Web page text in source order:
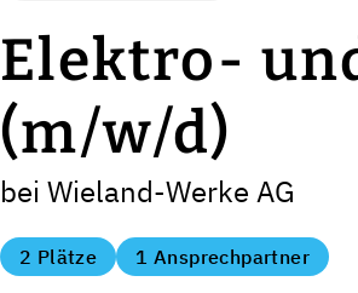
Elektro-
(m/w/d)
bei Wieland-Werke AG
2 Plätze 1 Ansprechpartner